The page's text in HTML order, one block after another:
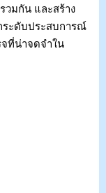
วมกัน และสร้าง
ะดับประสบการณ์
ที่น่าจดจำใน